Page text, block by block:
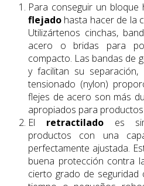
Para conseguir un bloque
flejado hasta hacer de la
Utilizártenos cinchas,
acero o bridas para
compacto. Las bandas de
y facilitan su
tensionado (nylon)
flejes de acero son más
apropiados para
El retractiladoes
productos con una
perfectamente ajustada.
buena protección contra
cierto grado de seguridad